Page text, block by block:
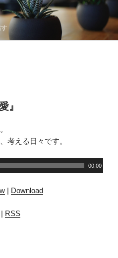
』
考える日々です。
00:00
| Download
| RSS